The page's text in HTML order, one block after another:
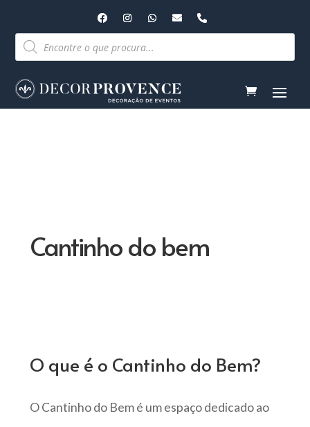
Pesquisar
produtos
Cantinho do bem
O que é o Cantinho do Bem?
O Cantinho do Bem é um espaço dedicado ao